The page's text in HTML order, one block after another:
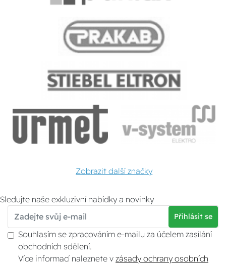
Zobrazit další značky
Sledujte naše exkluzivní nabídky a novinky
Přihlásit se
Souhlasím se zpracováním e-mailu za účelem zasílání
obchodních sdělení.
Více informací naleznete v zásady ochrany osobních